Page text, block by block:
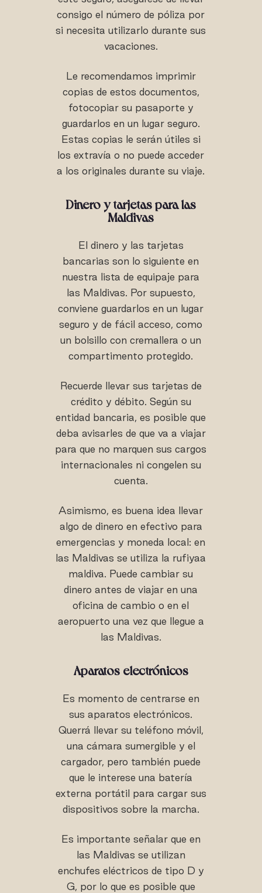
consigo el número de póliza por
si necesita utilizarlo durante sus
vacaciones.
Le recomendamos imprimir
copias de estos documentos,
fotocopiar su pasaporte y
guardarlos en un lugar seguro.
Estas copias le serán útiles si
los extravía o no puede acceder
a los originales durante su viaje.
Dinero y tarjetas para las
Maldivas
El dinero y las tarjetas
bancarias son lo siguiente en
nuestra lista de equipaje para
las Maldivas. Por supuesto,
conviene guardarlos en un lugar
seguro y de fácil acceso, como
un bolsillo con cremallera o un
compartimento protegido.
Recuerde llevar sus tarjetas de
crédito y débito. Según su
entidad bancaria, es posible que
deba avisarles de que va a viajar
para que no marquen sus cargos
internacionales ni congelen su
cuenta.
Asimismo, es buena idea llevar
algo de dinero en efectivo para
emergencias y moneda local: en
las Maldivas se utiliza la rufiyaa
maldiva. Puede cambiar su
dinero antes de viajar en una
oficina de cambio o en el
aeropuerto una vez que llegue a
las Maldivas.
Aparatos electrónicos
Es momento de centrarse en
sus aparatos electrónicos.
Querrá llevar su teléfono móvil,
una cámara sumergible y el
cargador, pero también puede
que le interese una batería
externa portátil para cargar sus
dispositivos sobre la marcha.
Es importante señalar que en
las Maldivas se utilizan
enchufes eléctricos de tipo D y
G, por lo que es posible que